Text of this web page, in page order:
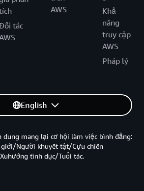
tác
AWS
Khả
năng
truy cập
AWS
Pháp lý
English
dung mang lại cơ hội làm việc bình đẳng:
Người khuyết tật/Cựu chiến
tình dục/Tuổi tác.